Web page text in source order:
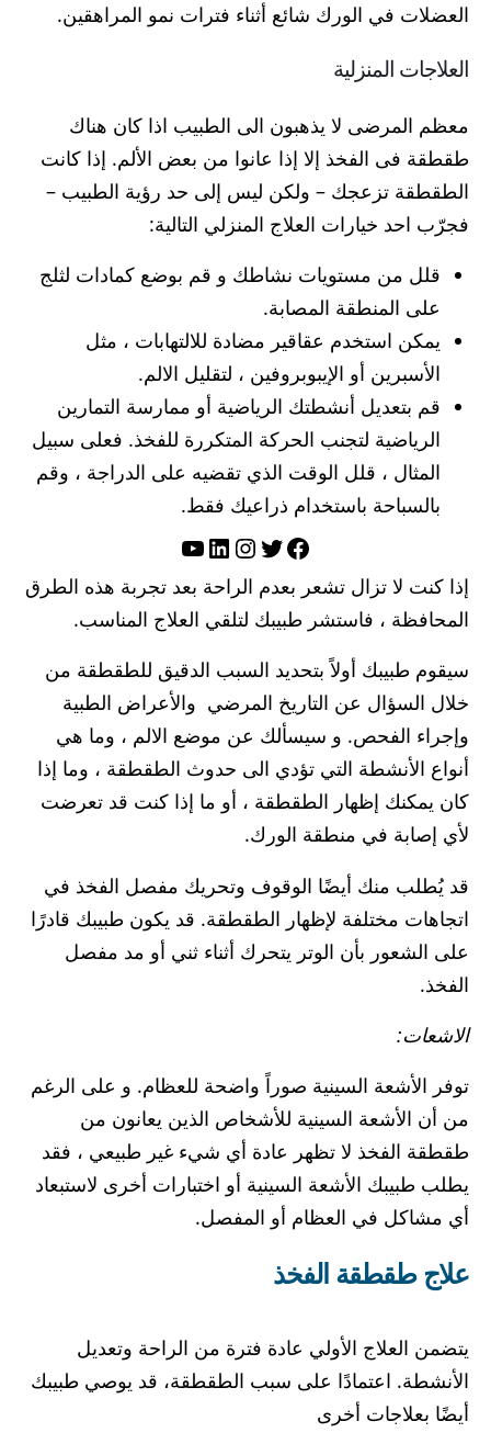
العضلات في الورك شائع أثناء فترات نمو المراهقين.
العلاجات المنزلية
معظم المرضى لا يذهبون الى الطبيب اذا كان هناك
طقطقة فى الفخذ إلا إذا عانوا من بعض الألم. إذا كانت
الطقطقة تزعجك – ولكن ليس إلى حد رؤية الطبيب –
فجرّب احد خيارات العلاج المنزلي التالية:
قلل من مستويات نشاطك و قم بوضع كمادات لثلج
على المنطقة المصابة.
يمكن استخدم عقاقير مضادة للالتهابات ، مثل
الأسبرين أو الإيبوبروفين ، لتقليل الالم.
قم بتعديل أنشطتك الرياضية أو ممارسة التمارين
الرياضية لتجنب الحركة المتكررة للفخذ. فعلى سبيل
المثال ، قلل الوقت الذي تقضيه على الدراجة ، وقم
بالسباحة باستخدام ذراعيك فقط.
فيسبوك
تويترإنستجرام
لينكد إنيوتيوب
إذا كنت لا تزال تشعر بعدم الراحة بعد تجربة هذه الطرق
المحافظة ، فاستشر طبيبك لتلقي العلاج المناسب.
سيقوم طبيبك أولاً بتحديد السبب الدقيق للطقطقة من
خلال السؤال عن التاريخ المرضي والأعراض الطبية
وإجراء الفحص. و سيسألك عن موضع الالم ، وما هي
أنواع الأنشطة التي تؤدي الى حدوث الطقطقة ، وما إذا
كان يمكنك إظهار الطقطقة ، أو ما إذا كنت قد تعرضت
لأي إصابة في منطقة الورك.
قد يُطلب منك أيضًا الوقوف وتحريك مفصل الفخذ في
اتجاهات مختلفة لإظهار الطقطقة. قد يكون طبيبك قادرًا
على الشعور بأن الوتر يتحرك أثناء ثني أو مد مفصل
الفخذ.
الاشعات:
توفر الأشعة السينية صوراً واضحة للعظام. و على الرغم
من أن الأشعة السينية للأشخاص الذين يعانون من
طقطقة الفخذ لا تظهر عادة أي شيء غير طبيعي ، فقد
يطلب طبيبك الأشعة السينية أو اختبارات أخرى لاستبعاد
أي مشاكل في العظام أو المفصل.
علاج طقطقة الفخذ
يتضمن العلاج الأولي عادة فترة من الراحة وتعديل
الأنشطة. اعتمادًا على سبب الطقطقة، قد يوصي طبيبك
أيضًا بعلاجات أخرى